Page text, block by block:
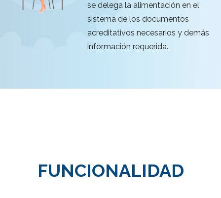
se delega la alimentación en el
sistema de los documentos
acreditativos necesarios y demás
información requerida.
FUNCIONALIDAD